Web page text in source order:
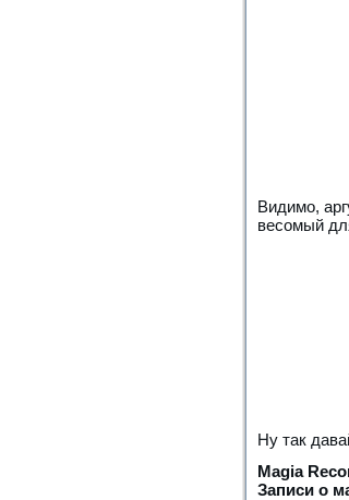
Видимо,
весомый
Ну так
Magia
Записи о